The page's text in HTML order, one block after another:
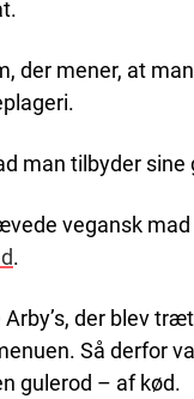
der mener, at
man tilbyder
vegansk
.
der blev
Så derfor
gulerod – af kød.